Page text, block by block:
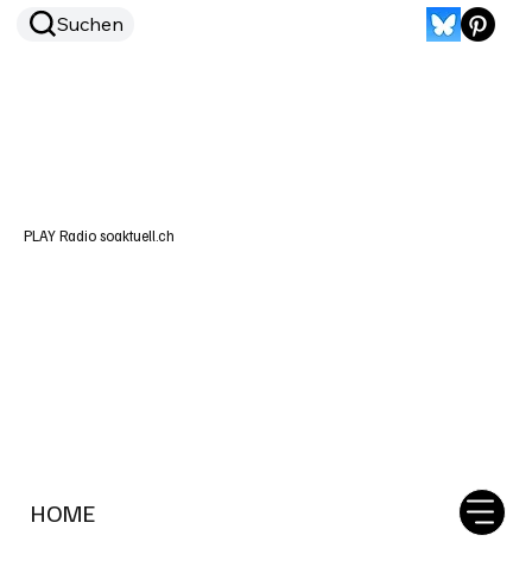
HOME
Suchen
PLAY Radio soaktuell.ch